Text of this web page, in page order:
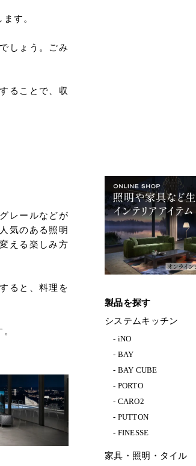
す。
しょう。ごみ
ることで、収
レールなどが
気のある照明
える楽しみ方
ると、料理を
製品を探す
システムキッチン
iNO
BAY
BAY CUBE
PORTO
CARO2
PUTTON
FINESSE
家具・照明・タイル